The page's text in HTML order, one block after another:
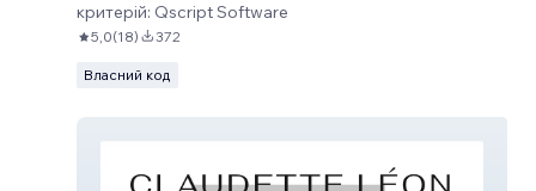
критерій: Qscript Software
5,0(18) 372
Власний код